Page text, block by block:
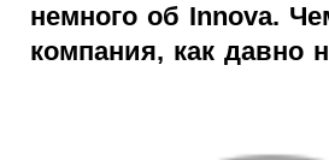
немного об Innova.
компания, как давно